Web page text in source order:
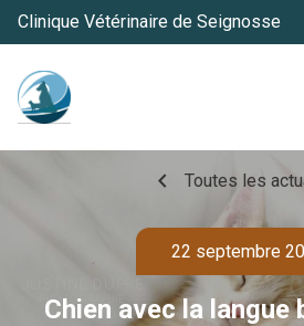
Clinique Vétérinaire de Seignosse
chevron_left Toutes les
22 septembre
Chien avec la langue